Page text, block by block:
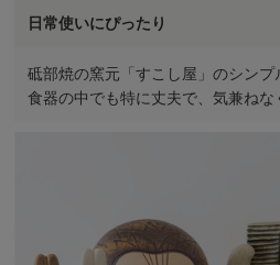
日常使いにぴったり
砥部焼の窯元「すこし屋」のシン
食器の中でも特に丈夫で、気兼ねな